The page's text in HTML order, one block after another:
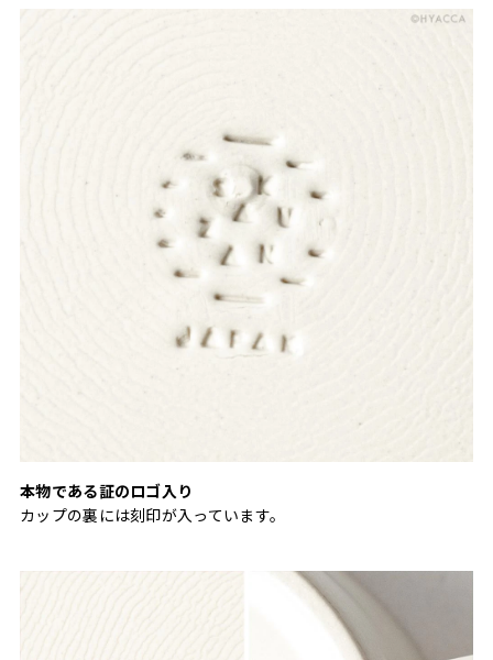
本物である証のロゴ入り
カップの裏には刻印が入っています。